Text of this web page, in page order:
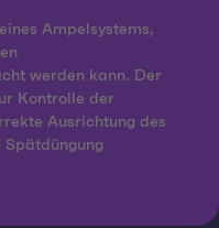
Ampelsystems,
werden kann. Der
Kontrolle der
Ausrichtung des